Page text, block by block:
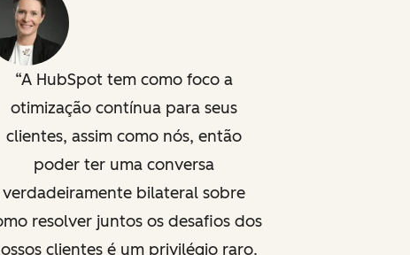
A HubSpot tem como foco a
otimização contínua para seus
clientes, assim como nós, então
poder ter uma conversa
verdadeiramente bilateral sobre
resolver juntos os desafios dos
clientes é um privilégio raro.